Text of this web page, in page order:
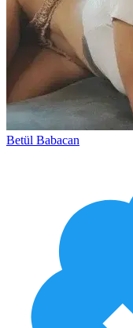
Betül Babacan